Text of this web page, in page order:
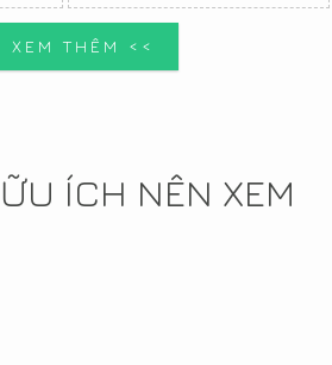
XEM THÊM <<
ÍCH NÊN XEM